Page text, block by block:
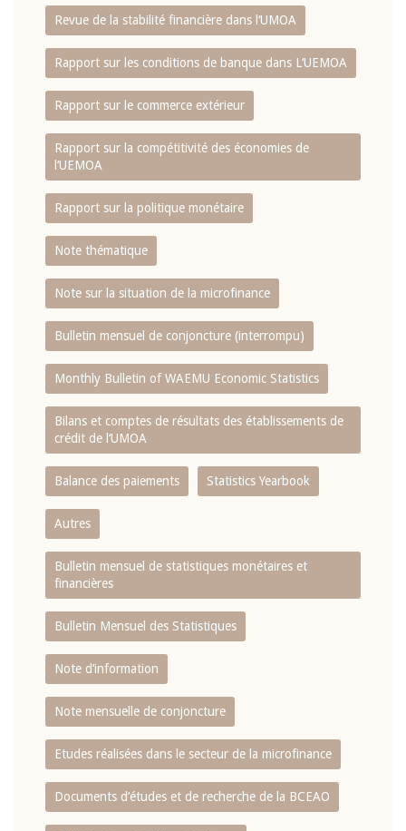
Revue de la stabilité financière dans l‘UMOA
Rapport sur les conditions de banque dans L‘UEMOA
Rapport sur le commerce extérieur
Rapport sur la compétitivité des économies de
l‘UEMOA
Rapport sur la politique monétaire
Note thématique
Note sur la situation de la microfinance
Bulletin mensuel de conjoncture (interrompu)
Monthly Bulletin of WAEMU Economic Statistics
Bilans et comptes de résultats des établissements de
crédit de l‘UMOA
Balance des paiements Statistics Yearbook
Autres
Bulletin mensuel de statistiques monétaires et
financières
Bulletin Mensuel des Statistiques
Note d’information
Note mensuelle de conjoncture
Etudes réalisées dans le secteur de la microfinance
Documents d’études et de recherche de la BCEAO